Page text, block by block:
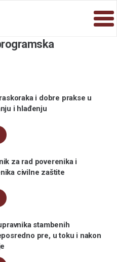
i dobre prakse u
i hlađenju
za rad poverenika i
civilne zaštite
stambenih
pre, u toku i nakon